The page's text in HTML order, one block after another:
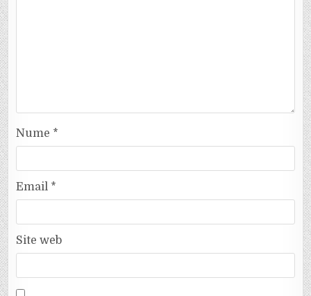
Nume *
Email *
Site web